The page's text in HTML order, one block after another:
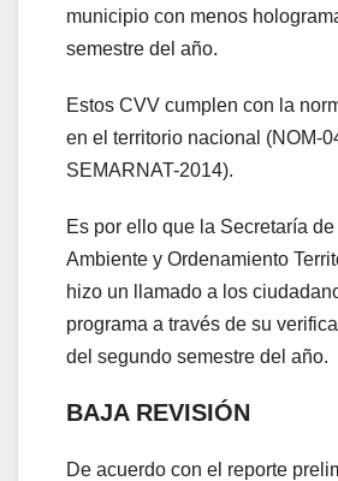
municipio con menos
semestre del año.
Estos CVV cumplen con la
en el territorio nacional (NOM-
SEMARNAT-2014).
Es por ello que la Secretaría
Ambiente y Ordenamiento
hizo un llamado a los
programa a través de su
del segundo semestre del año.
BAJA REVISIÓN
De acuerdo con el reporte